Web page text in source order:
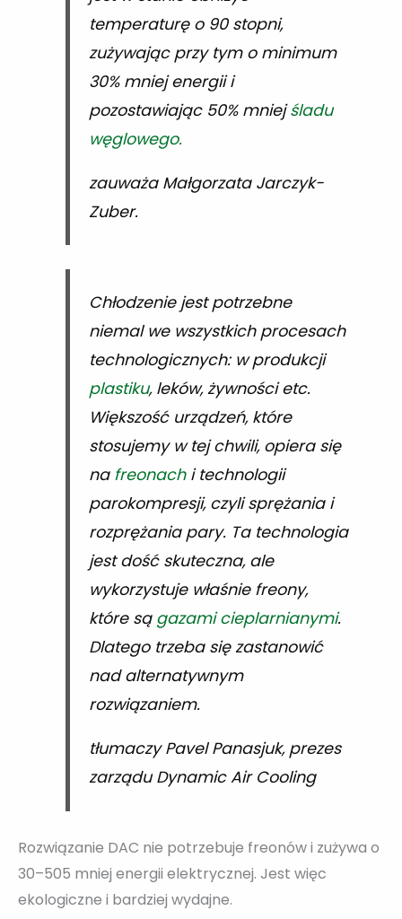
temperaturę o 90 stopni,
zużywając przy tym o minimum
30% mniej energii i
pozostawiając 50% mniejśladu
węglowego.
zauważa Małgorzata Jarczyk-
Zuber.
Chłodzenie jest potrzebne
niemal we wszystkich procesach
technologicznych: w produkcji
plastiku, leków, żywności etc.
Większość urządzeń, które
stosujemy w tej chwili, opiera się
na freonachi technologii
parokompresji, czyli sprężania i
rozprężania pary. Ta technologia
jest dość skuteczna, ale
wykorzystuje właśnie freony,
które są gazami cieplarnianymi.
Dlatego trzeba się zastanowić
nad alternatywnym
rozwiązaniem.
tłumaczy Pavel Panasjuk, prezes
zarządu Dynamic Air Cooling
Rozwiązanie DAC nie potrzebuje freonów i zużywa o
30–505 mniej energii elektrycznej. Jest więc
ekologiczne i bardziej wydajne.